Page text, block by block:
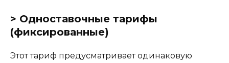
> Одноставочные тарифы
(фиксированные)
Этот тариф предусматривает одинаковую